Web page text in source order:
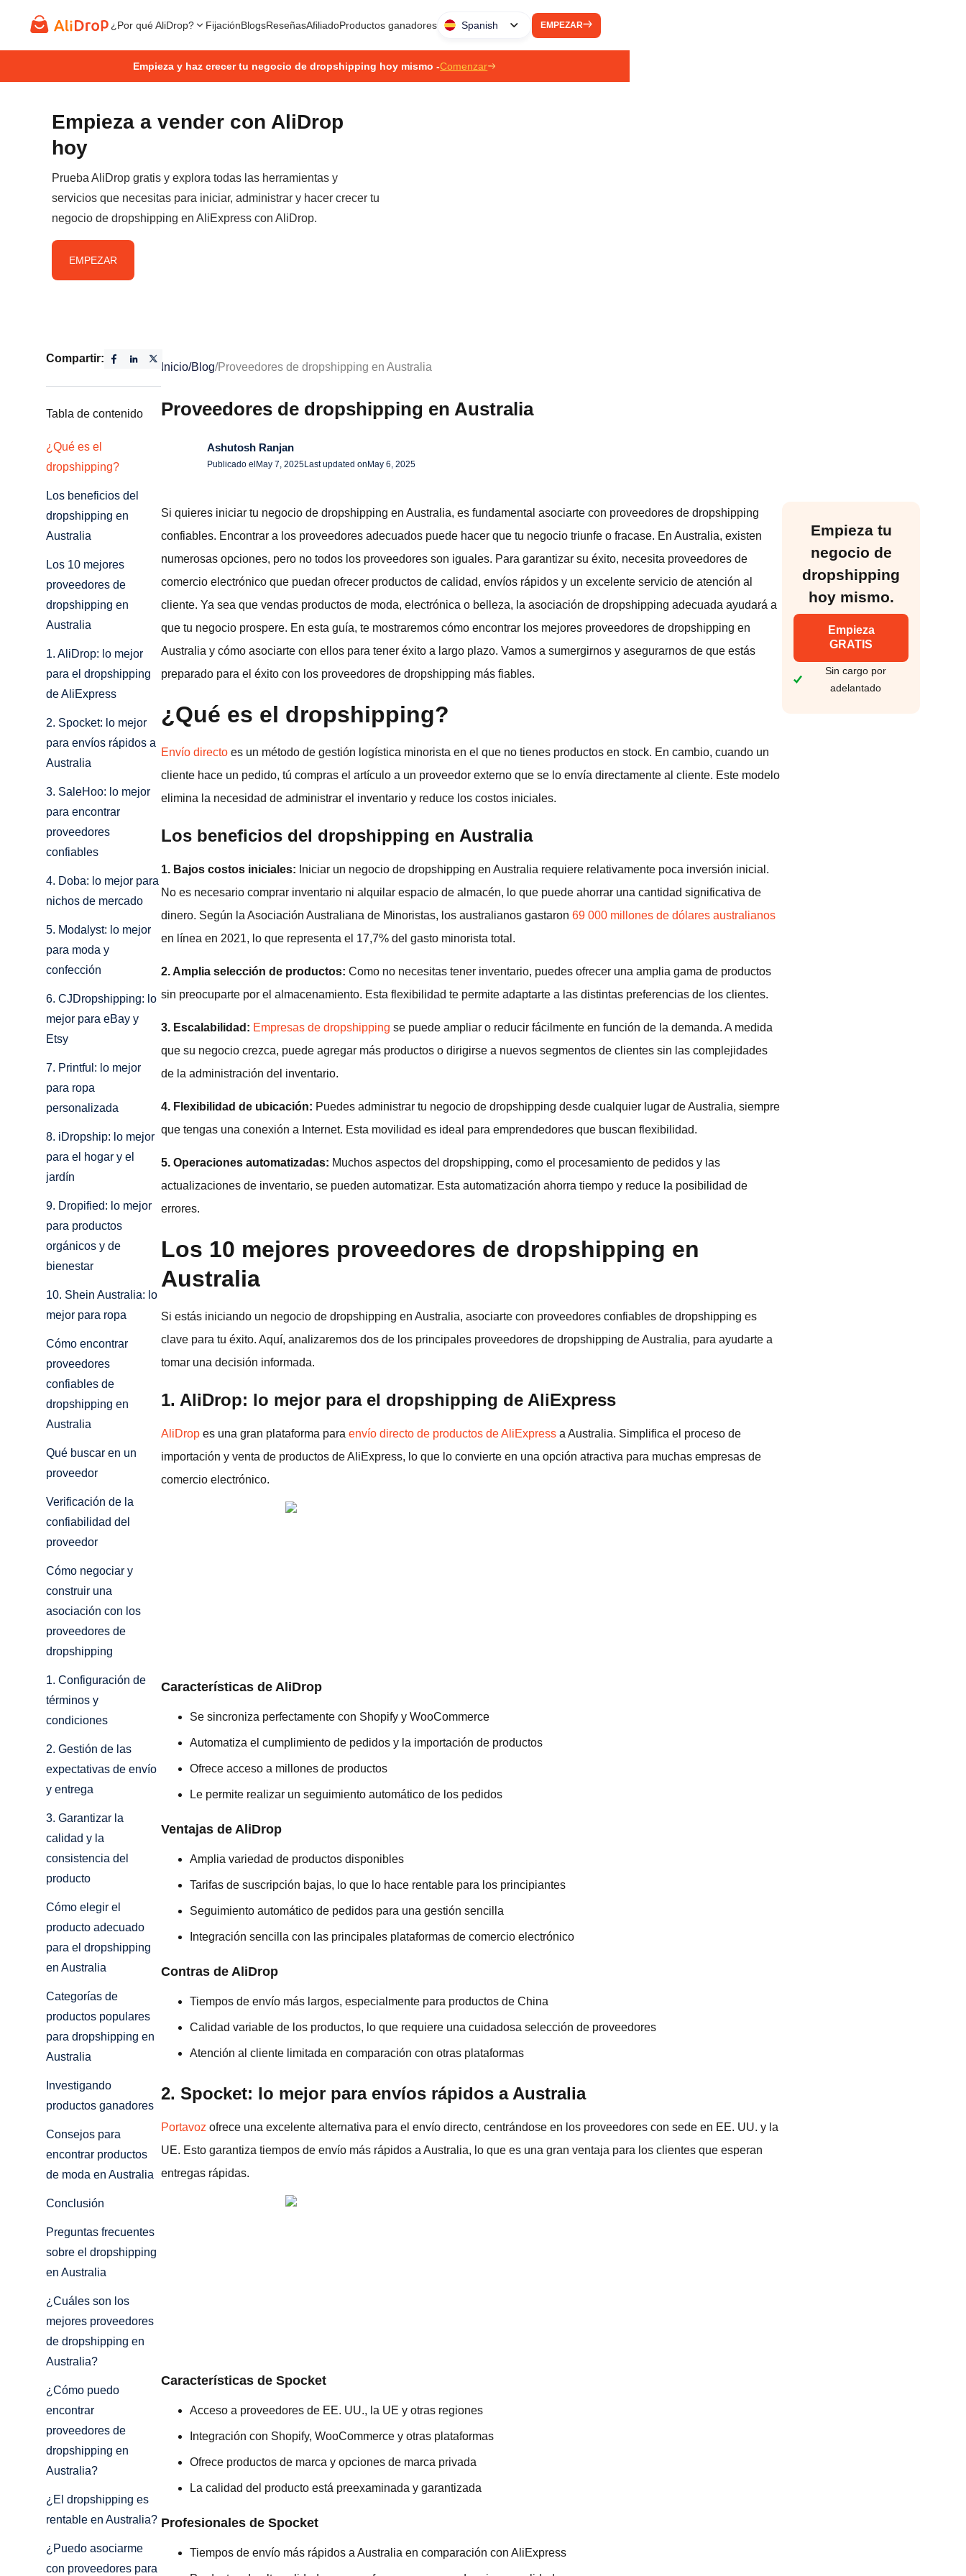
¿Por qué AliDrop? FijaciónBlogsReseñasAfiliadoProductos ganadores Spanish EMPEZAR
Empieza y haz crecer tu negocio de dropshipping hoy mismo -Comenzar
Empieza a vender con AliDrop
hoy
Prueba AliDrop gratis y explora todas las herramientas y
servicios que necesitas para iniciar, administrar y hacer crecer tu
negocio de dropshipping en AliExpress con AliDrop.
EMPEZAR
Compartir:
Tabla de contenido
¿Qué es el
dropshipping?
Los beneficios del
dropshipping en
Australia
Los 10 mejores
proveedores de
dropshipping en
Australia
1. AliDrop: lo mejor
para el dropshipping
de AliExpress
2. Spocket: lo mejor
para envíos rápidos a
Australia
3. SaleHoo: lo mejor
para encontrar
proveedores
confiables
4. Doba: lo mejor para
nichos de mercado
5. Modalyst: lo mejor
para moda y
confección
6. CJDropshipping: lo
mejor para eBay y
Etsy
7. Printful: lo mejor
para ropa
personalizada
8. iDropship: lo mejor
para el hogar y el
jardín
9. Dropified: lo mejor
para productos
orgánicos y de
bienestar
10. Shein Australia: lo
mejor para ropa
Cómo encontrar
proveedores
confiables de
dropshipping en
Australia
Qué buscar en un
proveedor
Verificación de la
confiabilidad del
proveedor
Cómo negociar y
construir una
asociación con los
proveedores de
dropshipping
1. Configuración de
términos y
condiciones
2. Gestión de las
expectativas de envío
y entrega
3. Garantizar la
calidad y la
consistencia del
producto
Cómo elegir el
producto adecuado
para el dropshipping
en Australia
Categorías de
productos populares
para dropshipping en
Australia
Investigando
productos ganadores
Consejos para
encontrar productos
de moda en Australia
Conclusión
Preguntas frecuentes
sobre el dropshipping
en Australia
¿Cuáles son los
mejores proveedores
de dropshipping en
Australia?
¿Cómo puedo
encontrar
proveedores de
dropshipping en
Australia?
¿El dropshipping es
rentable en Australia?
¿Puedo asociarme
con proveedores para
Inicio/Blog/Proveedores de dropshipping en Australia
Proveedores de dropshipping en Australia
Ashutosh Ranjan
Publicado el May 7, 2025Last updated on May 6, 2025
Si quieres iniciar tu negocio de dropshipping en Australia, es fundamental asociarte con proveedores de dropshipping
confiables. Encontrar a los proveedores adecuados puede hacer que tu negocio triunfe o fracase. En Australia, existen
numerosas opciones, pero no todos los proveedores son iguales. Para garantizar su éxito, necesita proveedores de
comercio electrónico que puedan ofrecer productos de calidad, envíos rápidos y un excelente servicio de atención al
cliente. Ya sea que vendas productos de moda, electrónica o belleza, la asociación de dropshipping adecuada ayudará a
que tu negocio prospere. En esta guía, te mostraremos cómo encontrar los mejores proveedores de dropshipping en
Australia y cómo asociarte con ellos para tener éxito a largo plazo. Vamos a sumergirnos y asegurarnos de que estás
preparado para el éxito con los proveedores de dropshipping más fiables.
¿Qué es el dropshipping?
Envío directo es un método de gestión logística minorista en el que no tienes productos en stock. En cambio, cuando un
cliente hace un pedido, tú compras el artículo a un proveedor externo que se lo envía directamente al cliente. Este modelo
elimina la necesidad de administrar el inventario y reduce los costos iniciales.
Los beneficios del dropshipping en Australia
1. Bajos costos iniciales: Iniciar un negocio de dropshipping en Australia requiere relativamente poca inversión inicial.
No es necesario comprar inventario ni alquilar espacio de almacén, lo que puede ahorrar una cantidad significativa de
dinero. Según la Asociación Australiana de Minoristas, los australianos gastaron 69 000 millones de dólares australianos
en línea en 2021, lo que representa el 17,7% del gasto minorista total.
2. Amplia selección de productos: Como no necesitas tener inventario, puedes ofrecer una amplia gama de productos
sin preocuparte por el almacenamiento. Esta flexibilidad te permite adaptarte a las distintas preferencias de los clientes.
3. Escalabilidad: Empresas de dropshipping se puede ampliar o reducir fácilmente en función de la demanda. A medida
que su negocio crezca, puede agregar más productos o dirigirse a nuevos segmentos de clientes sin las complejidades
de la administración del inventario.
4. Flexibilidad de ubicación: Puedes administrar tu negocio de dropshipping desde cualquier lugar de Australia, siempre
que tengas una conexión a Internet. Esta movilidad es ideal para emprendedores que buscan flexibilidad.
5. Operaciones automatizadas: Muchos aspectos del dropshipping, como el procesamiento de pedidos y las
actualizaciones de inventario, se pueden automatizar. Esta automatización ahorra tiempo y reduce la posibilidad de
errores.
Los 10 mejores proveedores de dropshipping en
Australia
Si estás iniciando un negocio de dropshipping en Australia, asociarte con proveedores confiables de dropshipping es
clave para tu éxito. Aquí, analizaremos dos de los principales proveedores de dropshipping de Australia, para ayudarte a
tomar una decisión informada.
1. AliDrop: lo mejor para el dropshipping de AliExpress
AliDrop es una gran plataforma para envío directo de productos de AliExpress a Australia. Simplifica el proceso de
importación y venta de productos de AliExpress, lo que lo convierte en una opción atractiva para muchas empresas de
comercio electrónico.
Características de AliDrop
Se sincroniza perfectamente con Shopify y WooCommerce
Automatiza el cumplimiento de pedidos y la importación de productos
Ofrece acceso a millones de productos
Le permite realizar un seguimiento automático de los pedidos
Ventajas de AliDrop
Amplia variedad de productos disponibles
Tarifas de suscripción bajas, lo que lo hace rentable para los principiantes
Seguimiento automático de pedidos para una gestión sencilla
Integración sencilla con las principales plataformas de comercio electrónico
Contras de AliDrop
Tiempos de envío más largos, especialmente para productos de China
Calidad variable de los productos, lo que requiere una cuidadosa selección de proveedores
Atención al cliente limitada en comparación con otras plataformas
2. Spocket: lo mejor para envíos rápidos a Australia
Portavoz ofrece una excelente alternativa para el envío directo, centrándose en los proveedores con sede en EE. UU. y la
UE. Esto garantiza tiempos de envío más rápidos a Australia, lo que es una gran ventaja para los clientes que esperan
entregas rápidas.
Características de Spocket
Acceso a proveedores de EE. UU., la UE y otras regiones
Integración con Shopify, WooCommerce y otras plataformas
Ofrece productos de marca y opciones de marca privada
La calidad del producto está preexaminada y garantizada
Profesionales de Spocket
Tiempos de envío más rápidos a Australia en comparación con AliExpress
Empieza tu
negocio de
dropshipping
hoy mismo.
Empieza
GRATIS
Sin cargo por
adelantado